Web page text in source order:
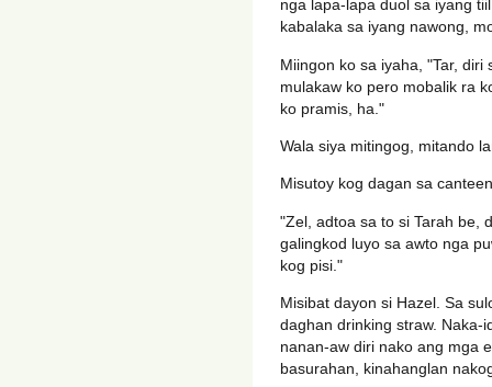
nga lapa-lapa duol sa iyang
kabalaka sa iyang nawong,
Miingon ko sa iyaha, "Tar,
mulakaw ko pero mobalik ra
ko pramis, ha."
Wala siya mitingog, mitando
Misutoy kog dagan sa
"Zel, adtoa sa to si Tarah be,
galingkod luyo sa awto nga
kog pisi."
Misibat dayon si Hazel. Sa
daghan drinking straw. Naka-
nanan-aw diri nako ang mga
basurahan, kinahanglan